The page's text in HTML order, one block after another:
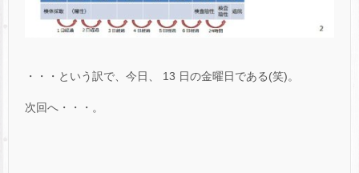
・・・という訳で、今日、 13 日の金曜日である(笑)。
次回へ・・・。